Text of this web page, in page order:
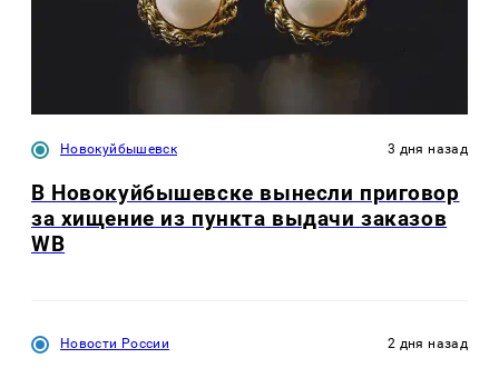
Новокуйбышевск 3 дня назад
В Новокуйбышевске вынесли приговор
за хищение из пункта выдачи заказов
WB
Новости России 2 дня назад